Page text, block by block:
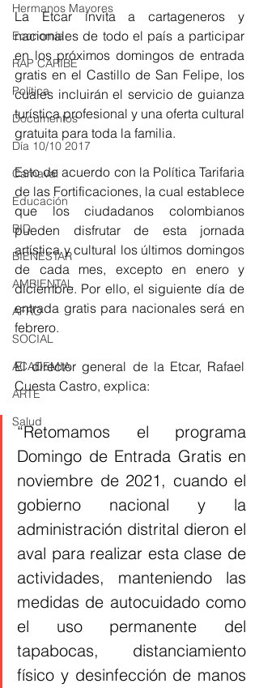
Hermanos Mayores
Economía
RAP CARIBE
Política
Documentos
Día 10/10 2017
Carnaval
Educación
BID
BIENESTAR
AMBIENTAL
AFRO
SOCIAL
ACADEMIA
ARTE
Salud
La Etcar invita a cartageneros y
nacionales de todo el país a participar
en los próximos domingos de entrada
gratis en el Castillo de San Felipe, los
cuales incluirán el servicio de guianza
turística profesional y una oferta cultural
gratuita para toda la familia.
Esto de acuerdo con la Política Tarifaria
de las Fortificaciones, la cual establece
que los ciudadanos colombianos
pueden disfrutar de esta jornada
artística y cultural los últimos domingos
de cada mes, excepto en enero y
diciembre. Por ello, el siguiente día de
entrada gratis para nacionales será en
febrero.
El director general de la Etcar, Rafael
Cuesta Castro, explica:
“Retomamos el programa
Domingo de Entrada Gratis en
noviembre de 2021, cuando el
gobierno nacional y la
administración distrital dieron el
aval para realizar esta clase de
actividades, manteniendo las
medidas de autocuidado como
el uso permanente del
tapabocas, distanciamiento
físico y desinfección de manos